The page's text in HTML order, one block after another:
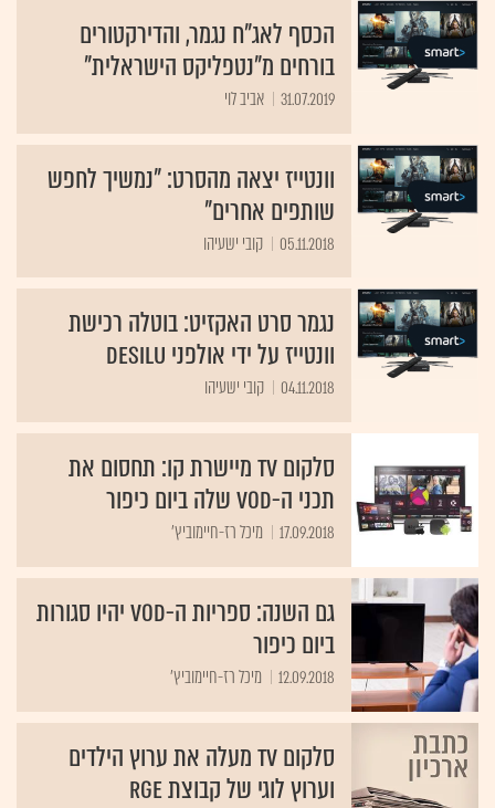
הכסף לאג"ח נגמר, והדירקטורים
בורחים מ"נטפליקס הישראלית"
31.07.2019 אביב לוי
וונטייז יצאה מהסרט: "נמשיך לחפש
שותפים אחרים"
05.11.2018 קובי ישעיהו
נגמר סרט האקזיט: בוטלה רכישת
וונטייז על ידי אולפני Desilu
04.11.2018 קובי ישעיהו
סלקום TV מיישרת קו: תחסום את
תכני ה-VOD שלה ביום כיפור
17.09.2018 מיכל רז-חיימוביץ'
גם השנה: ספריות ה-VOD יהיו סגורות
ביום כיפור
12.09.2018 מיכל רז-חיימוביץ'
סלקום TV מעלה את ערוץ הילדים
וערוץ לוגי של קבוצת RGE